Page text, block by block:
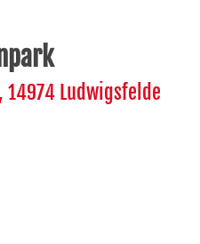
Ludwigsfelde